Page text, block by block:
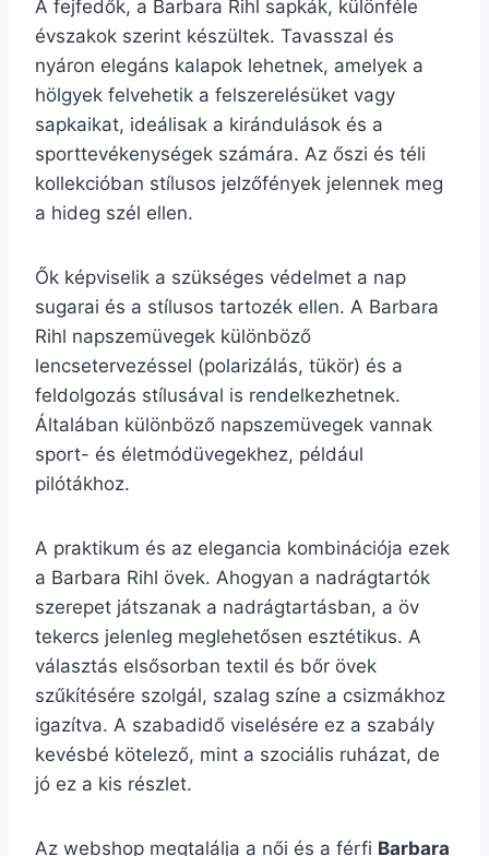
A fejfedők, a Barbara Rihl sapkák, különféle
évszakok szerint készültek. Tavasszal és
nyáron elegáns kalapok lehetnek, amelyek a
hölgyek felvehetik a felszerelésüket vagy
sapkaikat, ideálisak a kirándulások és a
sporttevékenységek számára. Az őszi és téli
kollekcióban stílusos jelzőfények jelennek meg
a hideg szél ellen.
Ők képviselik a szükséges védelmet a nap
sugarai és a stílusos tartozék ellen. A Barbara
Rihl napszemüvegek különböző
lencsetervezéssel (polarizálás, tükör) és a
feldolgozás stílusával is rendelkezhetnek.
Általában különböző napszemüvegek vannak
sport- és életmódüvegekhez, például
pilótákhoz.
A praktikum és az elegancia kombinációja ezek
a Barbara Rihl övek. Ahogyan a nadrágtartók
szerepet játszanak a nadrágtartásban, a öv
tekercs jelenleg meglehetősen esztétikus. A
választás elsősorban textil és bőr övek
szűkítésére szolgál, szalag színe a csizmákhoz
igazítva. A szabadidő viselésére ez a szabály
kevésbé kötelező, mint a szociális ruházat, de
jó ez a kis részlet.
Az webshop megtalálja a női és a férfi Barbara